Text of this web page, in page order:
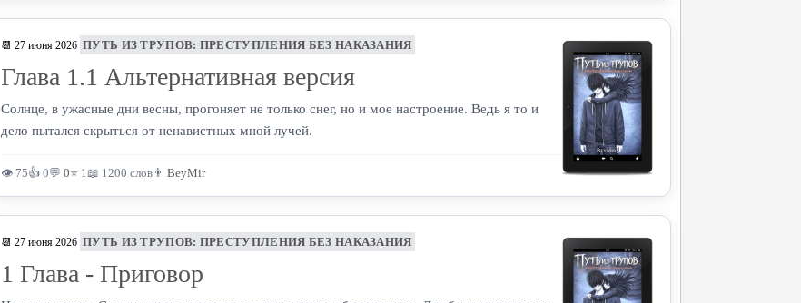
📆 27 июня 2026 ПУТЬ ИЗ ТРУПОВ: ПРЕСТУПЛЕНИЯ БЕЗ НАКАЗАНИЯ
Глава 1.1 Альтернативная версия
Солнце, в ужасные дни весны, прогоняет не только снег, но и мое настроение. Ведь я то и
дело пытался скрыться от ненавистных мной лучей.
👁 75👍 0💬 0⭐ 1📖 1200 слов 👨 BeyMir
📆 27 июня 2026 ПУТЬ ИЗ ТРУПОВ: ПРЕСТУПЛЕНИЯ БЕЗ НАКАЗАНИЯ
1 Глава - Приговор